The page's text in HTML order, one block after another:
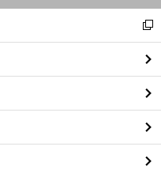
閉
る
新
し
い
ウ
ィ
ン
ド
ウ
で